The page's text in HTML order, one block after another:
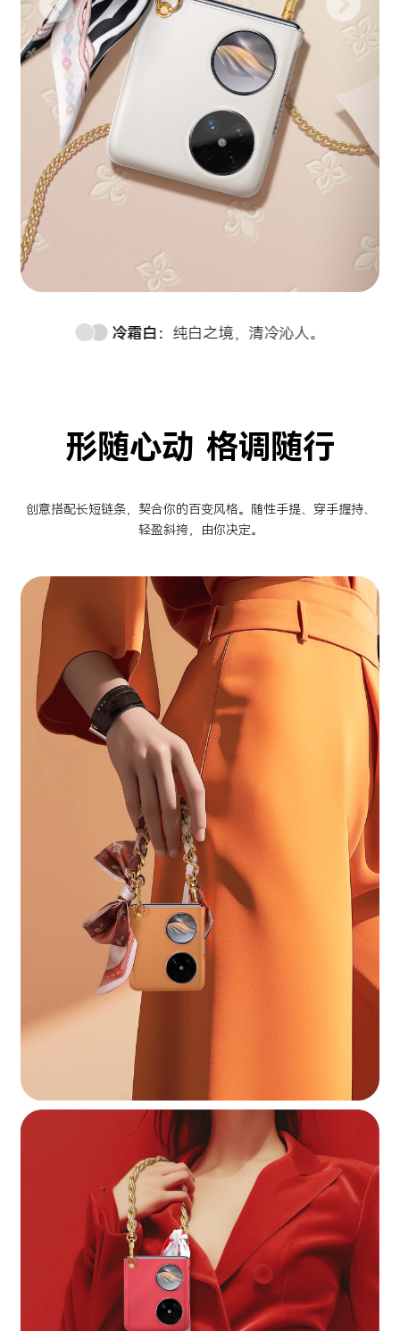
冷霜白： 纯白之境，清冷沁人。
形随心动 格调随行
创意搭配长短链条，契合你的百变风格。随性手提、穿手握持、
轻盈斜挎，由你决定。